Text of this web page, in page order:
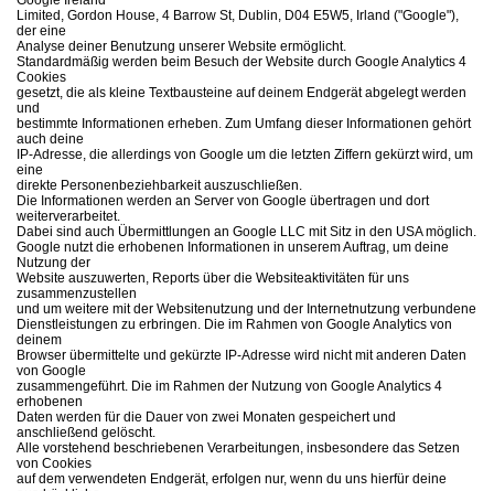
Limited, Gordon House, 4 Barrow St, Dublin, D04 E5W5, Irland ("Google"),
der eine
Analyse deiner Benutzung unserer Website ermöglicht.
Standardmäßig werden beim Besuch der Website durch Google Analytics 4
Cookies
gesetzt, die als kleine Textbausteine auf deinem Endgerät abgelegt werden
und
bestimmte Informationen erheben. Zum Umfang dieser Informationen gehört
auch deine
IP-Adresse, die allerdings von Google um die letzten Ziffern gekürzt wird, um
eine
direkte Personenbeziehbarkeit auszuschließen.
Die Informationen werden an Server von Google übertragen und dort
weiterverarbeitet.
Dabei sind auch Übermittlungen an Google LLC mit Sitz in den USA möglich.
Google nutzt die erhobenen Informationen in unserem Auftrag, um deine
Nutzung der
Website auszuwerten, Reports über die Websiteaktivitäten für uns
zusammenzustellen
und um weitere mit der Websitenutzung und der Internetnutzung verbundene
Dienstleistungen zu erbringen. Die im Rahmen von Google Analytics von
deinem
Browser übermittelte und gekürzte IP-Adresse wird nicht mit anderen Daten
von Google
zusammengeführt. Die im Rahmen der Nutzung von Google Analytics 4
erhobenen
Daten werden für die Dauer von zwei Monaten gespeichert und
anschließend gelöscht.
Alle vorstehend beschriebenen Verarbeitungen, insbesondere das Setzen
von Cookies
auf dem verwendeten Endgerät, erfolgen nur, wenn du uns hierfür deine